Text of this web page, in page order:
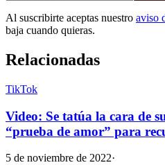
Al suscribirte aceptas nuestro aviso
baja cuando quieras.
Relacionadas
TikTok
Video: Se tatúa la cara de
“prueba de amor” para
5 de noviembre de 2022·